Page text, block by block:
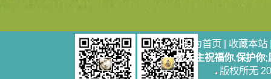
设为首页 | 收藏本站
愿天主祝福你,保护你
版权所无